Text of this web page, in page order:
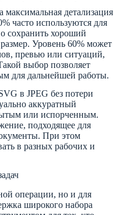
максимальная детализация
часто используются для
сохранить хороший
Уровень 60% может
превью или ситуаций,
выбор позволяет
для дальнейшей работы.
в JPEG без потери
аккуратный
или испорченным.
подходящее для
При этом
в разных рабочих и
операции, но и для
широкого набора